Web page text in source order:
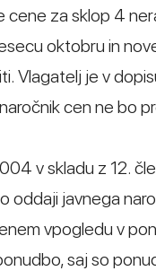
cene za sklop 4
oktobru in
Vlagatelj je v
cen ne bo
v skladu z 12.
oddaji javnega
vpogledu v
saj so